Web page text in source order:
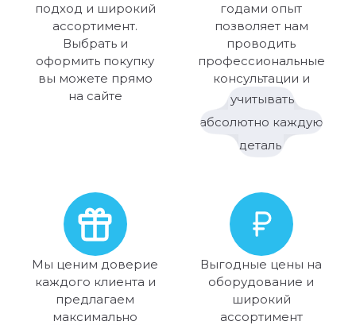
подход и широкий
ассортимент.
Выбрать и
оформить покупку
вы можете прямо
на сайте
годами опыт
позволяет нам
проводить
профессиональные
консультации и
учитывать
абсолютно каждую
деталь
Мы ценим доверие
каждого клиента и
предлагаем
максимально
Выгодные цены на
оборудование и
широкий
ассортимент